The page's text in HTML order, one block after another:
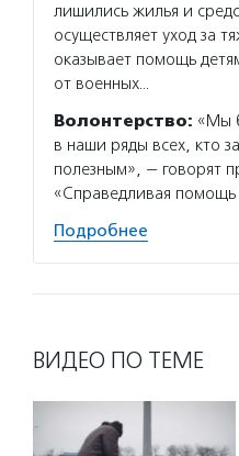
лишились жилья и
осуществляет уход за
оказывает помощь
от военных…
Волонтерство: «Мы
в наши ряды всех, кто
полезным», — говорят
«Справедливая помощь
Подробнее
ВИДЕО ПО ТЕМЕ